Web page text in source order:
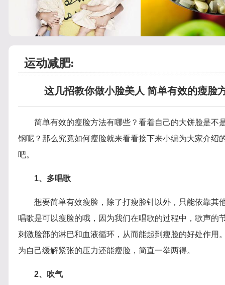
运动减肥:
这几招教你做小脸美人 简单有效的瘦脸
简单有效的瘦脸方法有哪些？看着自己的大饼脸是不
钢呢？那么究竟如何瘦脸就来看看接下来小编为大家介绍
吧。
1、多唱歌
想要简单有效瘦脸，除了打瘦脸针以外，只能依靠其
唱歌是可以瘦脸的哦，因为我们在唱歌的过程中，歌声的
刺激脸部的淋巴和血液循环，从而能起到瘦脸的好处作用
为自己缓解紧张的压力还能瘦脸，简直一举两得。
2、吹气